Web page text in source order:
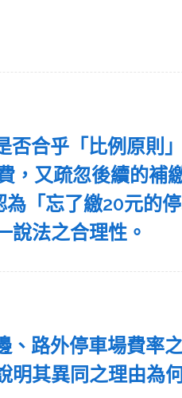
否合乎「比例原則
，又疏忽後續的補
「忘了繳20元的
說法之合理性。
、路外停車場費率
明其異同之理由為